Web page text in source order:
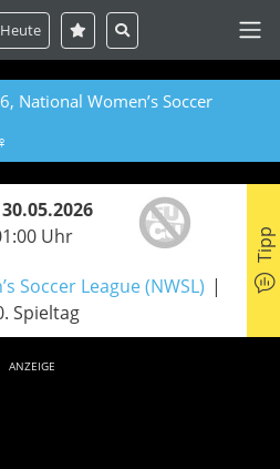
Heute
National Women’s Soccer
Uhr
Soccer League (NWSL)
Spieltag
Tipp
ANZEIGE